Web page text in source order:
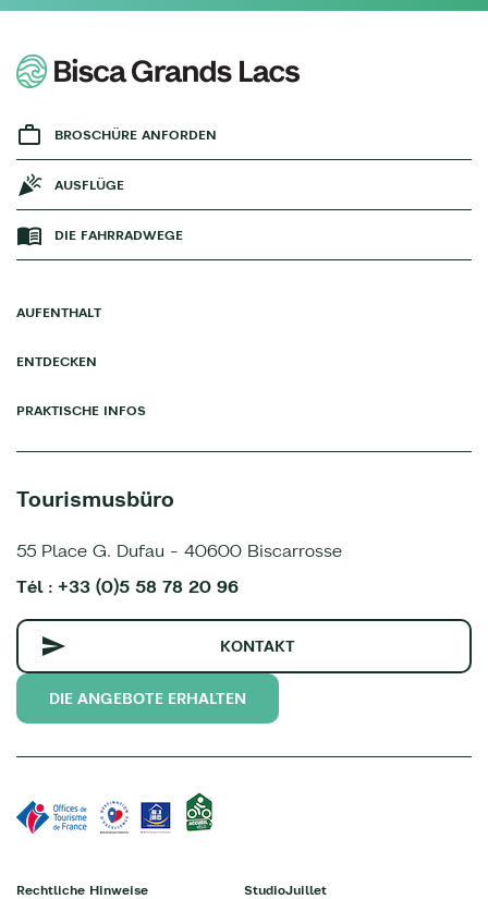
BROSCHÜRE ANFORDEN
AUSFLÜGE
DIE FAHRRADWEGE
AUFENTHALT
ENTDECKEN
PRAKTISCHE INFOS
Tourismusbüro
55 Place G. Dufau - 40600 Biscarrosse
Tél : +33 (0)5 58 78 20 96
KONTAKT
DIE ANGEBOTE ERHALTEN
Rechtliche Hinweise StudioJuillet